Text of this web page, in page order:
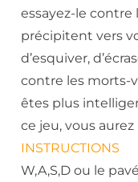
essayez-le contre
précipitent vers
d’esquiver,
contre les morts-
êtes plus
ce jeu, vous
INSTRUCTIONS
W,A,S,D ou le